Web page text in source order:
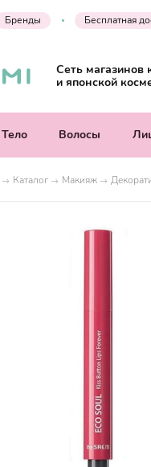
Бренды Бесплатная
Сеть магазинов
и японской
Тело Волосы
Каталог Макияж